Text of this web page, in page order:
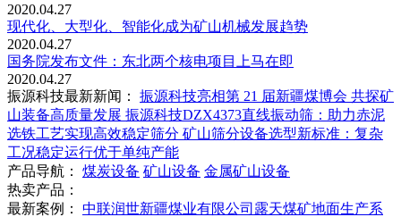
2020.04.27
现代化、大型化、智能化成为矿山机械发展趋势
2020.04.27
国务院发布文件：东北两个核电项目上马在即
2020.04.27
振源科技最新新闻：
振源科技亮相第 21 届新疆煤博会 共探矿
山装备高质量发展 振源科技DZX4373直线振动筛：助力赤泥
选铁工艺实现高效稳定筛分 矿山筛分设备选型新标准：复杂
工况稳定运行优于单纯产能
产品导航：
煤炭设备 矿山设备 金属矿山设备
热卖产品：
最新案例：
中联润世新疆煤业有限公司露天煤矿地面生产系